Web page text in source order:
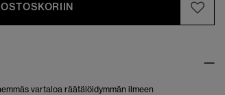
vartaloa räätälöidymmän ilmeen